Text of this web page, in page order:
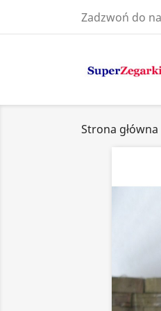
Zadzwoń do
Strona główna